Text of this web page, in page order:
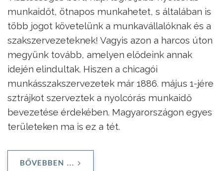
munkaidőt, ötnapos munkahetet, s általában is
több jogot követelünk a munkavállalóknak és a
szakszervezeteknek! Vagyis azon a harcos úton
megyünk tovább, amelyen elődeink annak
idején elindultak. Hiszen a chicagói
munkásszakszervezetek már 1886. május 1-jére
sztrájkot szerveztek a nyolcórás munkaidő
bevezetése érdekében. Magyarországon egyes
területeken ma is ez a tét.
BŐVEBBEN ...